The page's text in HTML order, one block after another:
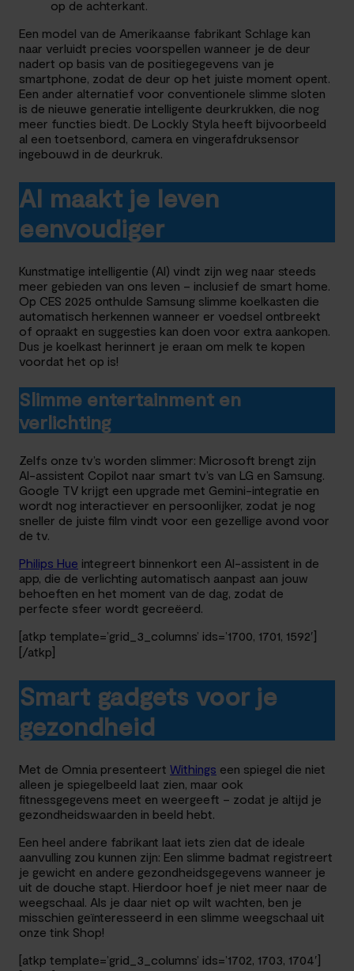
op de achterkant.
Een model van de Amerikaanse fabrikant Schlage kan
naar verluidt precies voorspellen wanneer je de deur
nadert op basis van de positiegegevens van je
smartphone, zodat de deur op het juiste moment opent.
Een ander alternatief voor conventionele slimme sloten
is de nieuwe generatie intelligente deurkrukken, die nog
meer functies biedt. De Lockly Styla heeft bijvoorbeeld
al een toetsenbord, camera en vingerafdruksensor
ingebouwd in de deurkruk.
AI maakt je leven
eenvoudiger
Kunstmatige intelligentie (AI) vindt zijn weg naar steeds
meer gebieden van ons leven – inclusief de smart home.
Op CES 2025 onthulde Samsung slimme koelkasten die
automatisch herkennen wanneer er voedsel ontbreekt
of opraakt en suggesties kan doen voor extra aankopen.
Dus je koelkast herinnert je eraan om melk te kopen
voordat het op is!
Slimme entertainment en
verlichting
Zelfs onze tv’s worden slimmer: Microsoft brengt zijn
AI-assistent Copilot naar smart tv’s van LG en Samsung.
Google TV krijgt een upgrade met Gemini-integratie en
wordt nog interactiever en persoonlijker, zodat je nog
sneller de juiste film vindt voor een gezellige avond voor
de tv.
Philips Hue integreert binnenkort een AI-assistent in de
app, die de verlichting automatisch aanpast aan jouw
behoeften en het moment van de dag, zodat de
perfecte sfeer wordt gecreëerd.
[atkp template=’grid_3_columns’ ids=’1700, 1701, 1592′]
[/atkp]
Smart gadgets voor je
gezondheid
Met de Omnia presenteert Withings een spiegel die niet
alleen je spiegelbeeld laat zien, maar ook
fitnessgegevens meet en weergeeft – zodat je altijd je
gezondheidswaarden in beeld hebt.
Een heel andere fabrikant laat iets zien dat de ideale
aanvulling zou kunnen zijn: Een slimme badmat registreert
je gewicht en andere gezondheidsgegevens wanneer je
uit de douche stapt. Hierdoor hoef je niet meer naar de
weegschaal. Als je daar niet op wilt wachten, ben je
misschien geïnteresseerd in een slimme weegschaal uit
onze tink Shop!
[atkp template=’grid_3_columns’ ids=’1702, 1703, 1704′]